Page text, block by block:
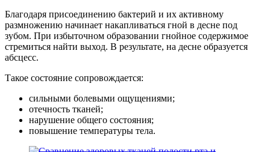
Благодаря присоединению бактерий и их активному
размножению начинает накапливаться гной в десне под
зубом. При избыточном образовании гнойное содержимое
стремиться найти выход. В результате, на десне образуется
абсцесс.
Такое состояние сопровождается:
сильными болевыми ощущениями;
отечность тканей;
нарушение общего состояния;
повышение температуры тела.